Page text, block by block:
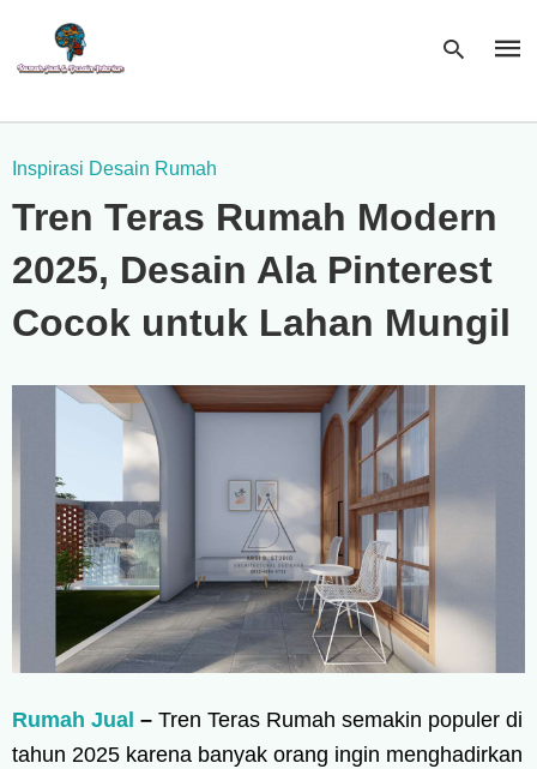
your
hit
Inspirasi Desain Rumah
Tren Teras Rumah Modern
2025, Desain Ala Pinterest
Cocok untuk Lahan Mungil
Rumah Jual – Tren Teras Rumah semakin populer di
tahun 2025 karena banyak orang ingin menghadirkan